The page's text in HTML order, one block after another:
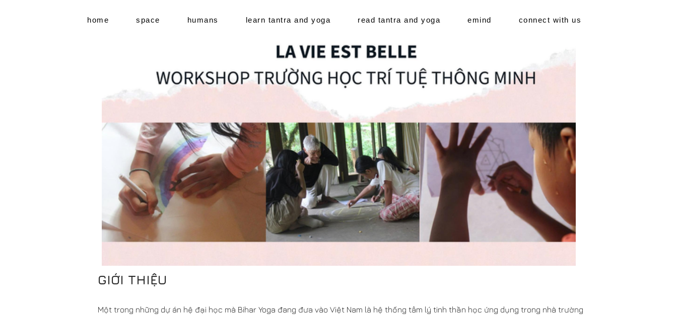
home space humans learn tantra and yoga read tantra and yoga emind connect with us
GIỚI THIỆU
Một trong những dự án hệ đại học mà Bihar Yoga đang đưa vào Việt Nam là hệ thống tâm lý tinh thần học ứng dụng trong nhà trường